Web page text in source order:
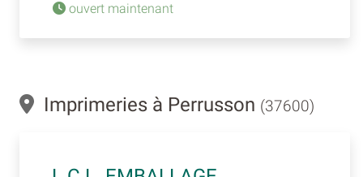
ouvert maintenant
Imprimeries à Perrusson (37600)